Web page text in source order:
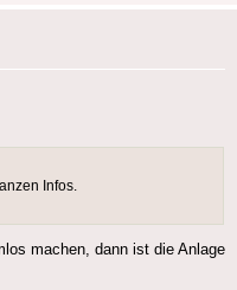
Infos.
machen, dann ist die Anlage